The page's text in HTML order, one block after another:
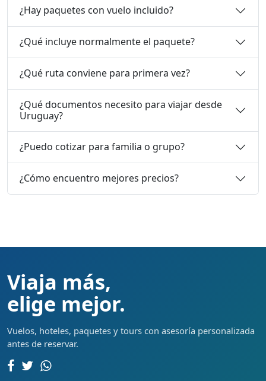
¿Hay paquetes con vuelo incluido?
¿Qué incluye normalmente el paquete?
¿Qué ruta conviene para primera vez?
¿Qué documentos necesito para viajar desde
Uruguay?
¿Puedo cotizar para familia o grupo?
¿Cómo encuentro mejores precios?
Viaja más,
elige mejor.
Vuelos, hoteles, paquetes y tours con asesoría personalizada
antes de reservar.